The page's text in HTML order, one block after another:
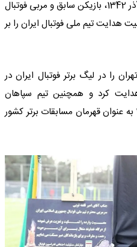
اردشیر «امیر» قلعه‌نویی، متولد اول آذر 1342، بازیکن سابق و مربی فوتبال
هدایت تیم ملی فوتبال ایران را بر
را در لیگ برتر فوتبال ایران در
1385، 1388 و 1392 هدایت کرد و همچنین تیم سپاهان
اصفهان را در سال‌های 1389 و 1390 به عنوان قهرمان مسابقات برتر کشور